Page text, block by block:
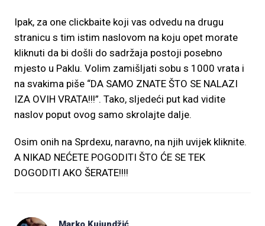
Ipak, za one clickbaite koji vas odvedu na drugu
stranicu s tim istim naslovom na koju opet morate
kliknuti da bi došli do sadržaja postoji posebno
mjesto u Paklu. Volim zamišljati sobu s 1000 vrata i
na svakima piše “DA SAMO ZNATE ŠTO SE NALAZI
IZA OVIH VRATA!!!”. Tako, sljedeći put kad vidite
naslov poput ovog samo skrolajte dalje.
Osim onih na Sprdexu, naravno, na njih uvijek kliknite.
A NIKAD NEĆETE POGODITI ŠTO ĆE SE TEK
DOGODITI AKO ŠERATE!!!!